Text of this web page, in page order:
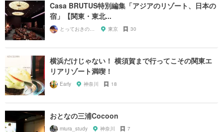
Casa BRUTUS特別編集「アジアのリゾート、日本の
宿」【関東・東北...
とっておきの宿探し 東京 30
横浜だけじゃない！ 横須賀まで行ってこその関東エ
リアリゾート満喫！
Early 神奈川 18
おとなの三浦Cocoon
miura_study 神奈川 7